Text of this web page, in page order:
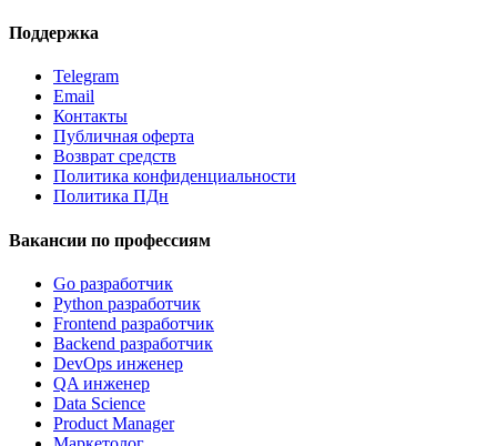
Поддержка
Telegram
Email
Контакты
Публичная оферта
Возврат средств
Политика конфиденциальности
Политика ПДн
Вакансии по профессиям
Go разработчик
Python разработчик
Frontend разработчик
Backend разработчик
DevOps инженер
QA инженер
Data Science
Product Manager